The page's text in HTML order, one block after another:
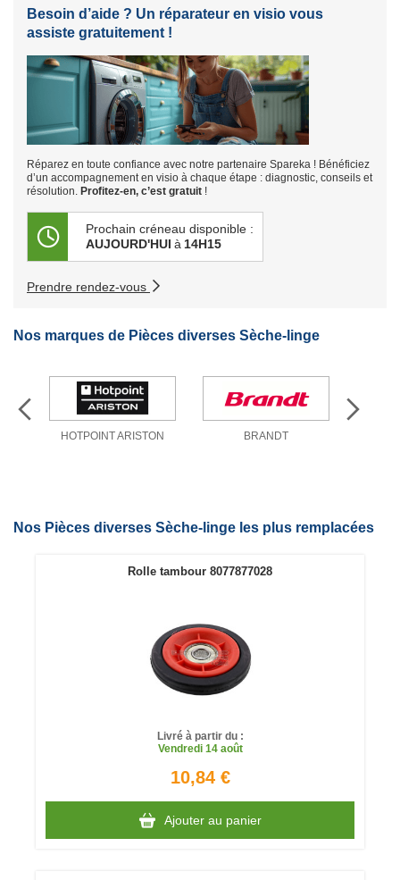
Besoin d’aide ? Un réparateur en visio vous
assiste gratuitement !
Réparez en toute confiance avec notre partenaire Spareka ! Bénéficiez
d’un accompagnement en visio à chaque étape : diagnostic, conseils et
résolution. Profitez-en, c’est gratuit !
Prochain créneau disponible :
AUJOURD'HUI à 14H15
Prendre rendez-vous
Nos marques de Pièces diverses Sèche-linge
HOTPOINT ARISTON BRANDT
Nos Pièces diverses Sèche-linge les plus remplacées
Rolle tambour 8077877028
Livré à partir du :
Vendredi14 août
10,84 €
Ajouter au panier